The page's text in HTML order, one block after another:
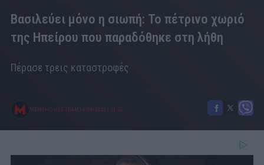
Βασιλεύει μόνο η σιωπή: Το πέτρινο χωριό
της Ηπείρου που παραδόθηκε στη λήθη
Πέρασε τρεις καταστροφές
MENSHOUSE TEAM 14/08/2023 01:25